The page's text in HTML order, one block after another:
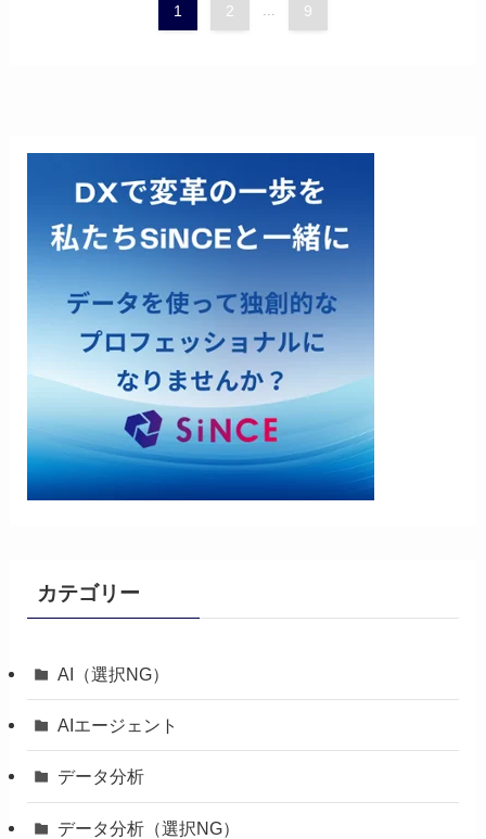
1 2 9
カテゴリー
AI（選択NG）
AIエージェント
データ分析
データ分析（選択NG）